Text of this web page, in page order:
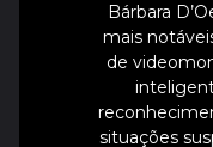
Bárbara
mais
de
situações